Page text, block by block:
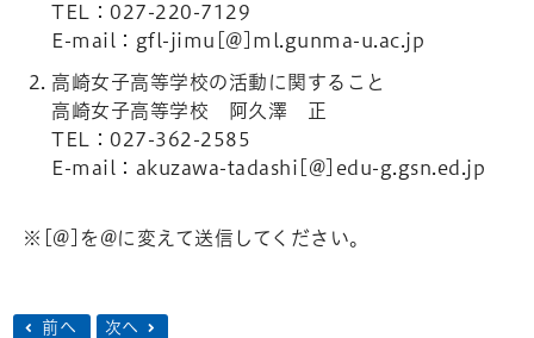
TEL：027-220-7129
E-mail：gfl-jimu[@]ml.gunma-u.ac.jp
高崎女子高等学校の活動に関すること
高崎女子高等学校 阿久澤 正
TEL：027-362-2585
E-mail：akuzawa-tadashi[@]edu-g.gsn.ed.jp
※[@]を@に変えて送信してください。
前へ 次へ